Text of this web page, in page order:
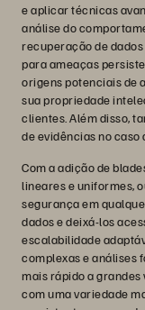
e aplicar técnicas
análise do
recuperação de
para ameaças
origens potenciais de
sua propriedade
clientes. Além disso,
de evidências no caso
Com a adição de
lineares e uniformes,
segurança em
dados e deixá-los
escalabilidade
complexas e análises
mais rápido a
com uma variedade